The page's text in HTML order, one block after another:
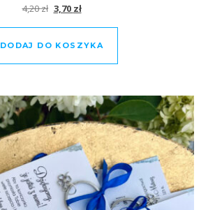
4,20zł Pierwotna cena wynosiła: 4,20 zł.
3,70 złAktualna cena wynosi: 3,70 zł.
DODAJ DO KOSZYKA